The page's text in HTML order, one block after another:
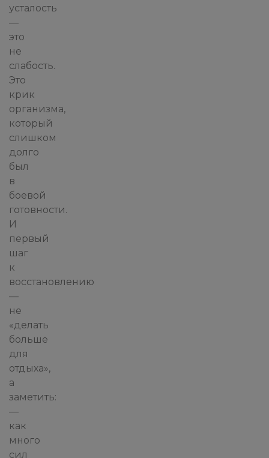
усталость
—
это
не
слабость.
Это
крик
организма,
который
слишком
долго
был
в
боевой
готовности.
И
первый
шаг
к
восстановлению
—
не
«делать
больше
для
отдыха»,
а
заметить:
—
как
много
сил